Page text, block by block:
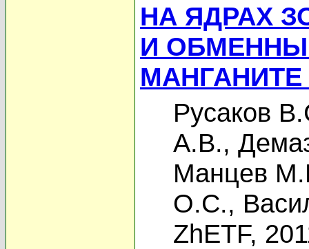
НА ЯДРАХ
И
МАНГАНИТЕ
Русаков
А.В.,
Манцев
О.С.,
ZhETF,